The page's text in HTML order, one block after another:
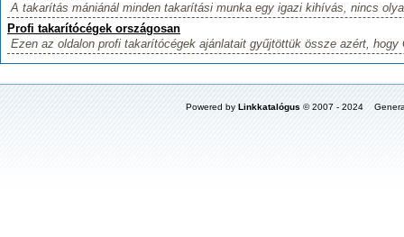
A takarítás mániánál minden takarítási munka egy igazi kihívás, nincs
Profi takarítócégek országosan
Ezen az oldalon profi takarítócégek ajánlatait gyűjtöttük össze azért, hogy
Powered by Linkkatalógus © 2007 - 2024